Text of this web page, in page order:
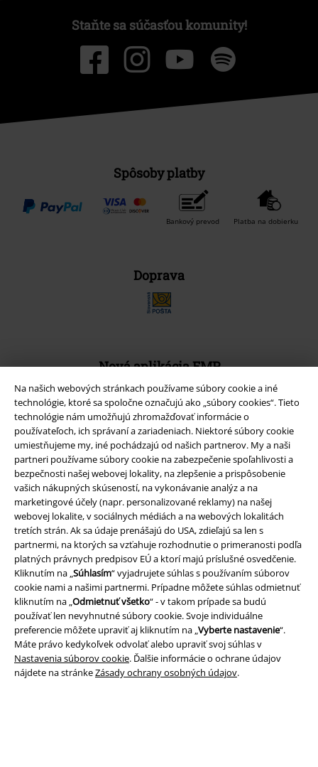
Na našich webových stránkach používame súbory cookie a iné
technológie, ktoré sa spoločne označujú ako „súbory cookies“. Tieto
technológie nám umožňujú zhromažďovať informácie o
používateľoch, ich správaní a zariadeniach. Niektoré súbory cookie
umiestňujeme my, iné pochádzajú od našich partnerov. My a naši
partneri používame súbory cookie na zabezpečenie spoľahlivosti a
bezpečnosti našej webovej lokality, na zlepšenie a prispôsobenie
vašich nákupných skúseností, na vykonávanie analýz a na
marketingové účely (napr. personalizované reklamy) na našej
webovej lokalite, v sociálnych médiách a na webových lokalitách
tretích strán. Ak sa údaje prenášajú do USA, zdieľajú sa len s
partnermi, na ktorých sa vzťahuje rozhodnutie o primeranosti podľa
platných právnych predpisov EÚ a ktorí majú príslušné osvedčenie.
Kliknutím na „Súhlasím“ vyjadrujete súhlas s používaním súborov
cookie nami a našimi partnermi. Prípadne môžete súhlas odmietnuť
kliknutím na „Odmietnuť všetko“ - v takom prípade sa budú
používať len nevyhnutné súbory cookie. Svoje individuálne
preferencie môžete upraviť aj kliknutím na „Vyberte nastavenie“.
Máte právo kedykoľvek odvolať alebo upraviť svoj súhlas v
Nastavenia súborov cookie. Ďalšie informácie o ochrane údajov
nájdete na stránkeZásady ochrany osobných údajov.
Staňte sa súčasťou komunity!
Spôsoby platby
Bankový prevod Platba na dobierku
Doprava
Nová aplikácia EMP
Stiahnite si novú EMP aplikáciu zdarma a využite všetky nové
funkcie a výhody!
A Warner Music Group Company